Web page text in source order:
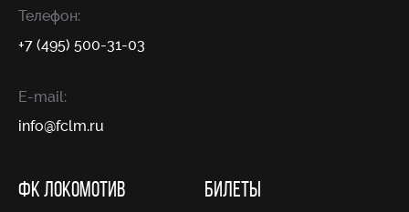
Телефон:
+7 (495) 500-31-03
E-mail:
info@fсlm.ru
ФК ЛОКОМОТИВ БИЛЕТЫ